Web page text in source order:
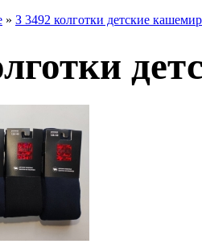
» З 3492 колготки детские